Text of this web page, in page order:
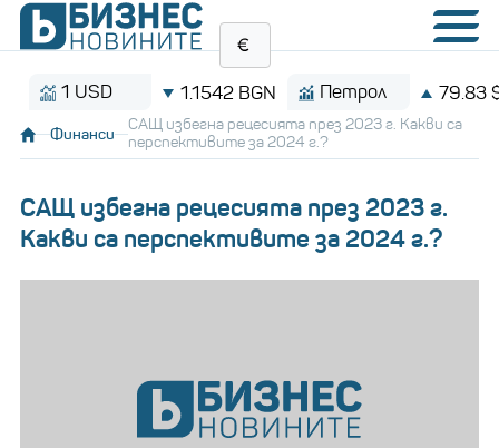
1 USD 1.1542 BGN Петрол 79.83 $/
Финанси
САЩ избегна рецесията през 2023 г. Какви са
перспективите за 2024 г.?
САЩ избегна рецесията през 2023 г.
Какви са перспективите за 2024 г.?